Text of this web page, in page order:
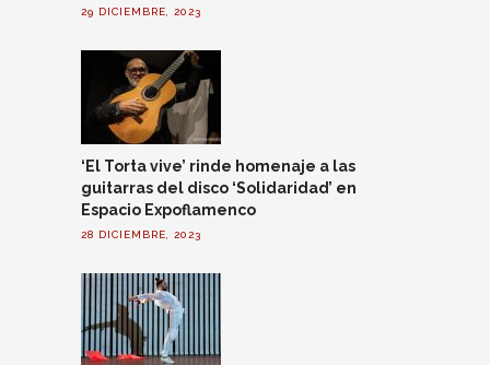
29 DICIEMBRE, 2023
‘El Torta vive’ rinde homenaje a las
guitarras del disco ‘Solidaridad’ en
Espacio Expoflamenco
28 DICIEMBRE, 2023